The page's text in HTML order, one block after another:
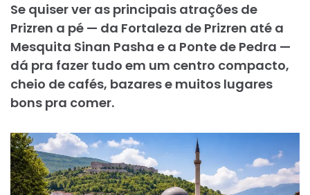
Se quiser ver as principais atrações de
Prizren a pé — da Fortaleza de Prizren até a
Mesquita Sinan Pasha e a Ponte de Pedra —
dá pra fazer tudo em um centro compacto,
cheio de cafés, bazares e muitos lugares
bons pra comer.